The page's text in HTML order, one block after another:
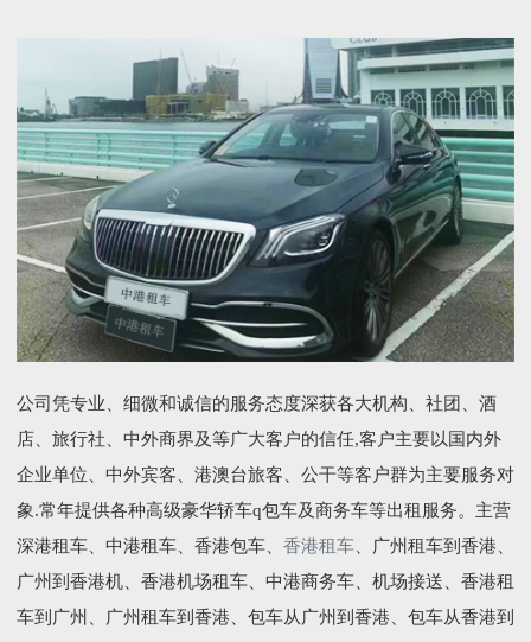
公司凭专业、细微和诚信的服务态度深获各大机构、社团、酒
店、旅行社、中外商界及等广大客户的信任,客户主要以国内外
企业单位、中外宾客、港澳台旅客、公干等客户群为主要服务对
象.常年提供各种高级豪华轿车q包车及商务车等出租服务。主营
深港租车、中港租车、香港包车、 香港租车、广州租车到香港、
广州到香港机、香港机场租车、中港商务车、机场接送、香港租
车到广州、广州租车到香港、包车从广州到香港、包车从香港到